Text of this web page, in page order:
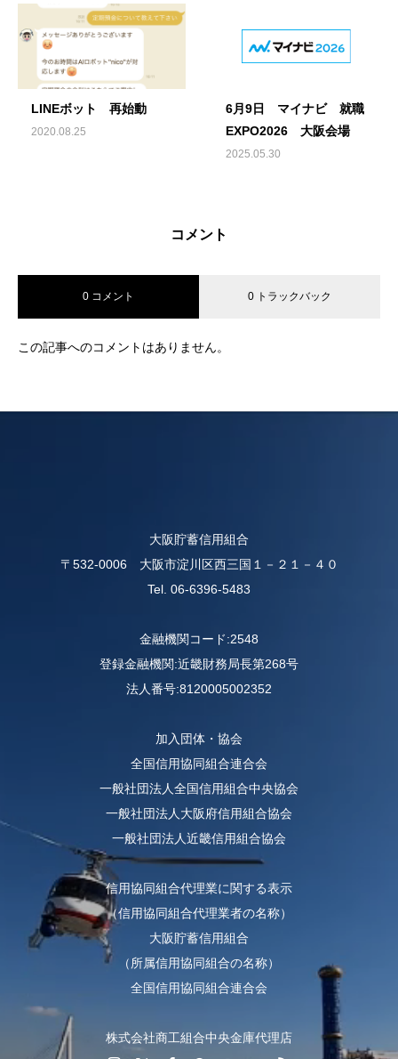
LINEボット 再始動
2020.08.25
6月9日 マイナビ 就職
EXPO2026 大阪会場
2025.05.30
コメント
0 コメント 0 トラックバック
この記事へのコメントはありません。
大阪貯蓄信用組合
〒532-0006 大阪市淀川区西三国１－２１－４０
Tel. 06-6396-5483
金融機関コード:2548
登録金融機関:近畿財務局長第268号
法人番号:8120005002352
加入団体・協会
全国信用協同組合連合会
一般社団法人全国信用組合中央協会
一般社団法人大阪府信用組合協会
一般社団法人近畿信用組合協会
信用協同組合代理業に関する表示
（信用協同組合代理業者の名称）
大阪貯蓄信用組合
（所属信用協同組合の名称）
全国信用協同組合連合会
株式会社商工組合中央金庫代理店